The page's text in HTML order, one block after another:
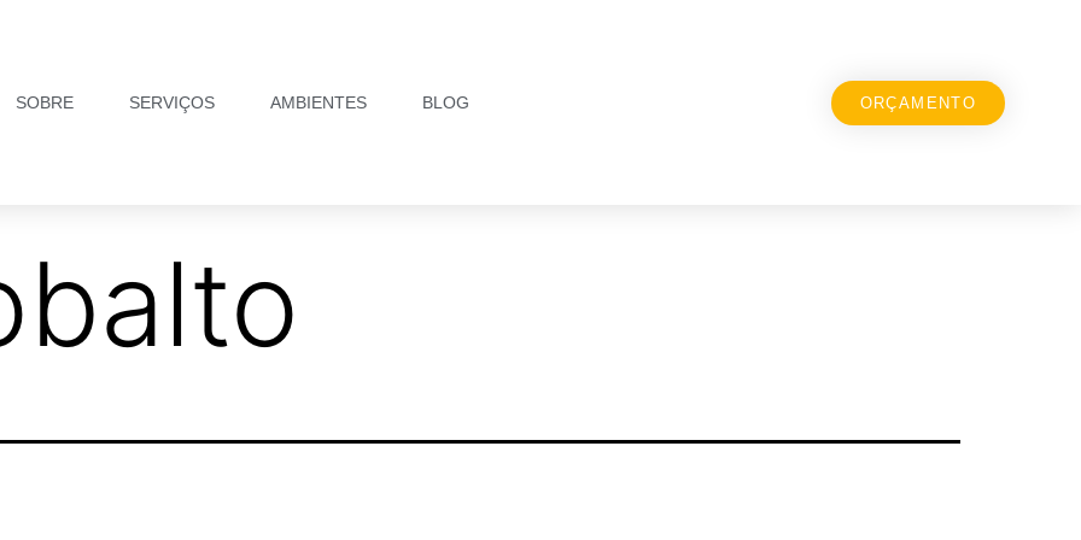
SOBRE SERVIÇOS AMBIENTES BLOG ORÇAMENTO